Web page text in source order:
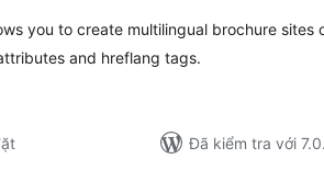
you to create multilingual brochure sites
and hreflang tags.
Đã kiểm tra với